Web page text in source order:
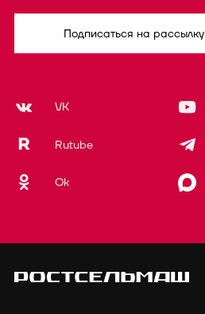
Подписаться на рассылку
VK
Rutube
Ok